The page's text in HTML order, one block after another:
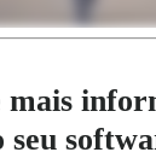
mais
seu